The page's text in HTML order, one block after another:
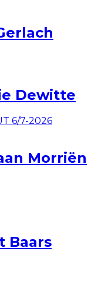
Dewitte
6/7-2026
Morriën
Baars